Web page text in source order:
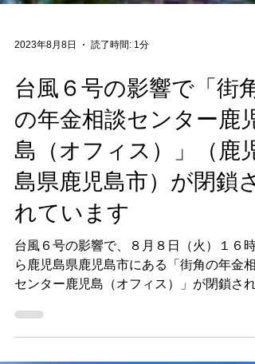
2023年8月8日 読了時間: 1分
台風６号の影響で「街角
の年金相談センター鹿児
島（オフィス）」（鹿児
島県鹿児島市）が閉鎖さ
れています
台風６号の影響で、８月８日（火）１６時
センター鹿児島（オフィス）」が閉鎖され
います。 業務再開までの間、一般的な年金